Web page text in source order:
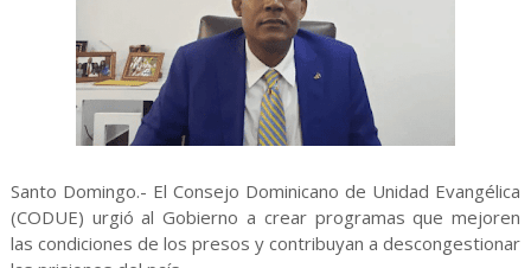
Santo Domingo.- El Consejo Dominicano de Unidad Evangélica
(CODUE) urgió al Gobierno a crear programas que mejoren
las condiciones de los presos y contribuyan a descongestionar